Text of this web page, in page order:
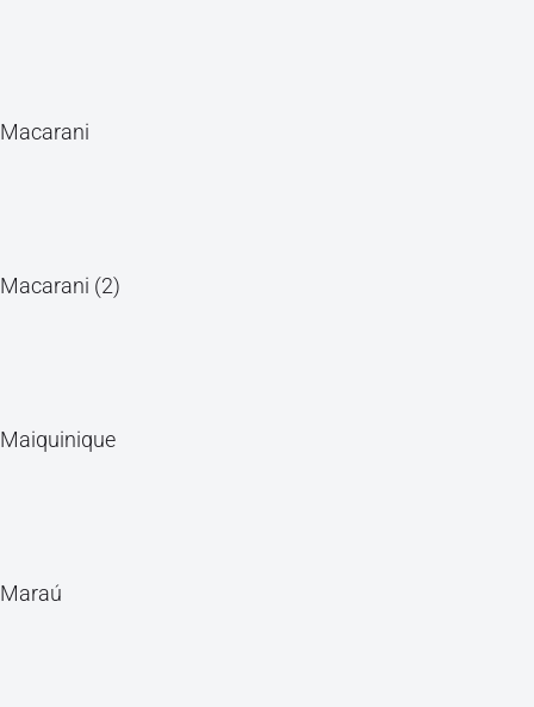
Macarani
Macarani (2)
Maiquinique
Maraú